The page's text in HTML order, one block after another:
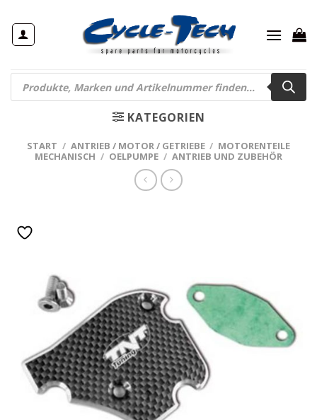
Inhalt
springen
Products
search
KATEGORIEN
START / ANTRIEB / MOTOR / GETRIEBE / MOTORENTEILE
MECHANISCH / OELPUMPE / ANTRIEB UND ZUBEHÖR